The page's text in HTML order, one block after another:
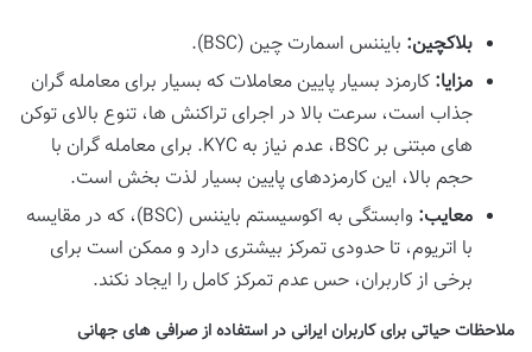
بلاکچین: بایننس اسمارت چین (BSC).
مزایا: کارمزد بسیار پایین معاملات که بسیار برای معامله گران
جذاب است، سرعت بالا در اجرای تراکنش ها، تنوع بالای توکن
های مبتنی بر BSC، عدم نیاز به KYC. برای معامله گران با
حجم بالا، این کارمزدهای پایین بسیار لذت بخش است.
معایب:
وابستگی به اکوسیستم بایننس (BSC)، که در مقایسه
با اتریوم، تا حدودی تمرکز بیشتری دارد و ممکن است برای
برخی از کاربران، حس عدم تمرکز کامل را ایجاد نکند.
ملاحظات حیاتی برای کاربران ایرانی در استفاده از صرافی های جهانی